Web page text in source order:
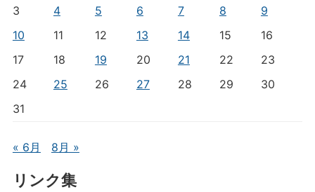
3
4 5 6 7 8
9
10
11 12 13 14 15
16
17
18 19 20 21 22
23
24
25 26 27 28 29
30
31
« 6月 8月 »
リンク集